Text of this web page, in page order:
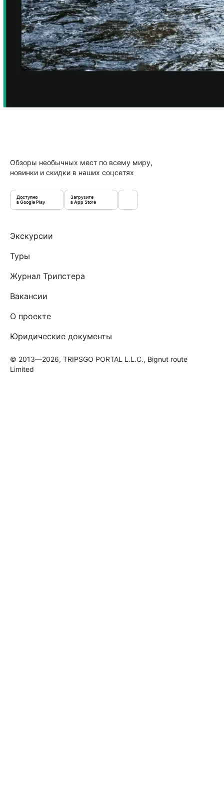
Обзоры необычных мест по всему миру,
новинки и скидки в наших соцсетях
Доступно
в Google Play
Загрузите
в App Store
Экскурсии
Туры
Журнал Трипстера
Вакансии
О проекте
Юридические документы
© 2013—2026, TRIPSGO PORTAL L.L.C., Bignut route
Limited